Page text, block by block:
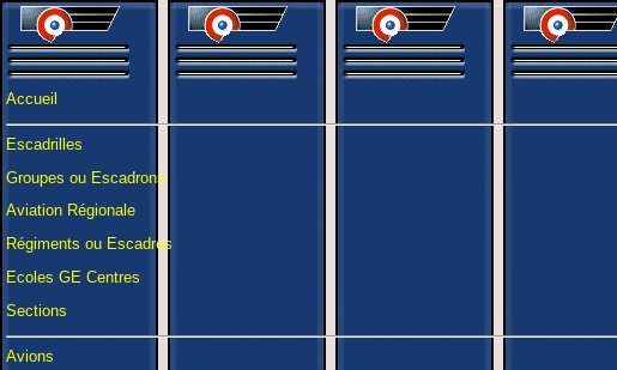
Accueil
Escadrilles
Groupes ou Escadrons
Aviation Régionale
Régiments ou Escadres
Ecoles GE Centres
Sections
Avions